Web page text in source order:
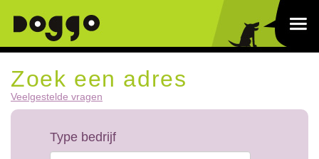
Zoek een adres
Veelgestelde vragen
Type bedrijf